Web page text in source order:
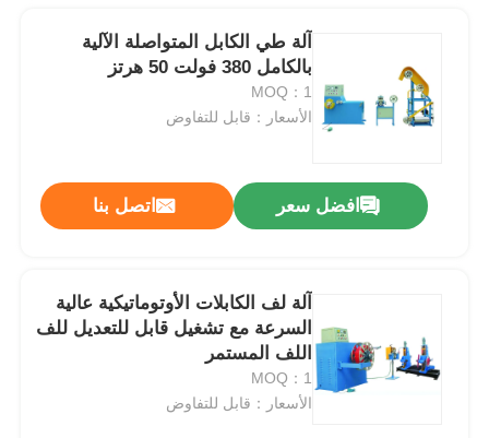
آلة طي الكابل المتواصلة الآلية
بالكامل 380 فولت 50 هرتز
MOQ：1
الأسعار：قابل للتفاوض
افضل سعر اتصل بنا
آلة لف الكابلات الأوتوماتيكية عالية
السرعة مع تشغيل قابل للتعديل للف
اللف المستمر
MOQ：1
الأسعار：قابل للتفاوض